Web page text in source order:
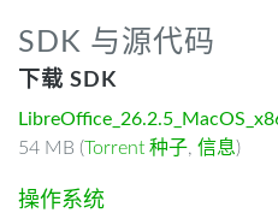
SDK 与源代码
下载 SDK
54 MB (Torrent 种子, 信息)
操作系统